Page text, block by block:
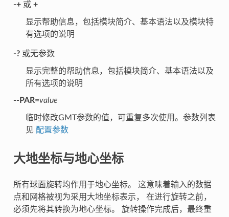
-+或 +
显示帮助信息，包括模块简介、基本语法以及模块特
有选项的说明
-?或无参数
显示完整的帮助信息，包括模块简介、基本语法以及
所有选项的说明
--PAR=value
临时修改GMT参数的值，可重复多次使用。参数列表
见 配置参数
大地坐标与地心坐标
所有球面旋转均作用于地心坐标。 这意味着输入的数据
点和网格被视为采用大地坐标表示， 在进行旋转之前，
必须先将其转换为地心坐标。 旋转操作完成后，最终重